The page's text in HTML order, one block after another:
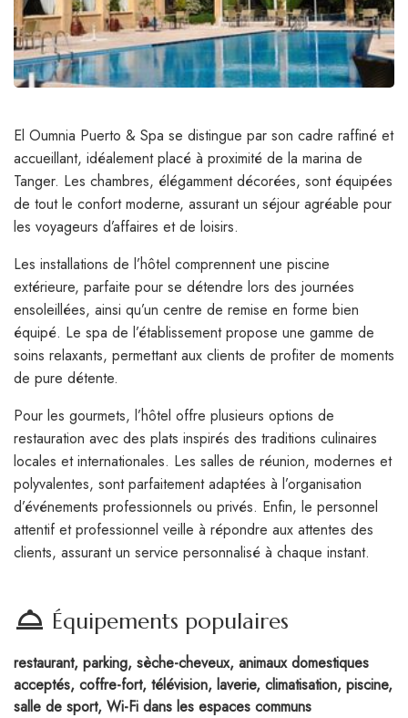
El Oumnia Puerto & Spa se distingue par son cadre raffiné et
accueillant, idéalement placé à proximité de la marina de
Tanger. Les chambres, élégamment décorées, sont équipées
de tout le confort moderne, assurant un séjour agréable pour
les voyageurs d’affaires et de loisirs.
Les installations de l’hôtel comprennent une piscine
extérieure, parfaite pour se détendre lors des journées
ensoleillées, ainsi qu’un centre de remise en forme bien
équipé. Le spa de l’établissement propose une gamme de
soins relaxants, permettant aux clients de profiter de moments
de pure détente.
Pour les gourmets, l’hôtel offre plusieurs options de
restauration avec des plats inspirés des traditions culinaires
locales et internationales. Les salles de réunion, modernes et
polyvalentes, sont parfaitement adaptées à l’organisation
d’événements professionnels ou privés. Enfin, le personnel
attentif et professionnel veille à répondre aux attentes des
clients, assurant un service personnalisé à chaque instant.
room_service Équipements populaires
restaurant, parking, sèche-cheveux, animaux domestiques
acceptés, coffre-fort, télévision, laverie, climatisation, piscine,
salle de sport, Wi-Fi dans les espaces communs